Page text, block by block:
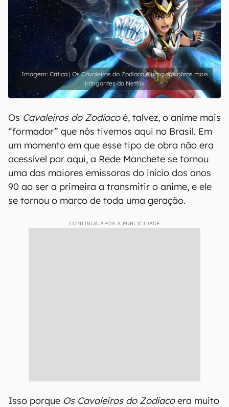
Crítica | Os Cavaleiros do Zodíaco é uma das obras mais
intrigantes da Netflix
Os Cavaleiros do Zodíacoé, talvez, o anime mais
“formador” que nós tivemos aqui no Brasil. Em
um momento em que esse tipo de obra não era
acessível por aqui, a Rede Manchete se tornou
uma das maiores emissoras do início dos anos
90 ao ser a primeira a transmitir o anime, e ele
se tornou o marco de toda uma geração.
CONTINUA APÓS A PUBLICIDADE
Isso porque Os Cavaleiros do Zodíacoera muito